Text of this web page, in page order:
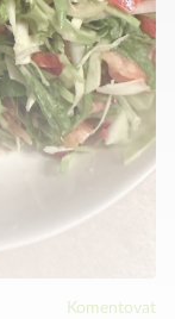
Komentovat